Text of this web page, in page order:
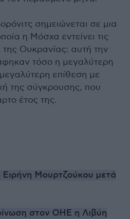
σημειώνεται σε μια
η Μόσχα εντείνει τις
της Ουκρανίας: αυτή την
τόσο η μεγαλύτερη
επίθεση με
της σύγκρουσης, που
έτος της.
Μουρτζούκου μετά
στον ΟΗΕ η Λιβύη